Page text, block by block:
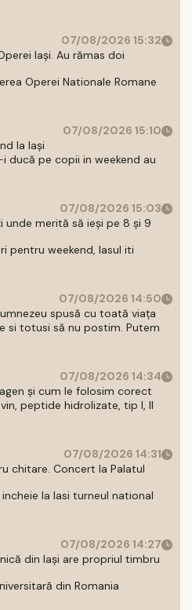
07/08/2026 15:32
Iași. Au rămas doi
Operei Nationale Romane
07/08/2026 15:10
la Iași
ducă pe copii in weekend au
07/08/2026 15:03
unde merită să ieși pe 8 și 9
pentru weekend, Iasul iti
07/08/2026 14:50
spusă cu toată viața
si totusi să nu postim. Putem
07/08/2026 14:34
și cum le folosim corect
peptide hidrolizate, tip I, II
07/08/2026 14:31
chitare. Concert la Palatul
la Iasi turneul national
07/08/2026 14:27
din Iași are propriul timbru
din Romania